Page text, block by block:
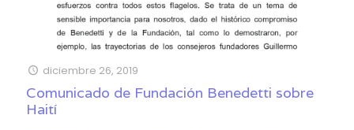
diciembre 26, 2019
Comunicado de Fundación Benedetti sobre
Haití